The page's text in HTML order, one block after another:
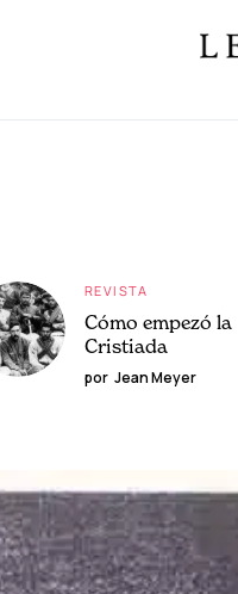
REVISTA
Cómo empezó la
Cristiada
por Jean Meyer